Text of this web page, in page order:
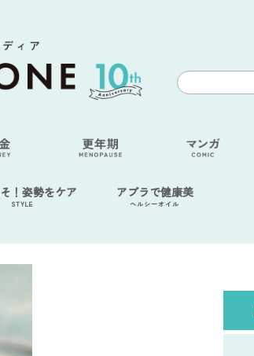
！姿勢をケア
STYLE
アブラで健康美
ヘルシーオイル